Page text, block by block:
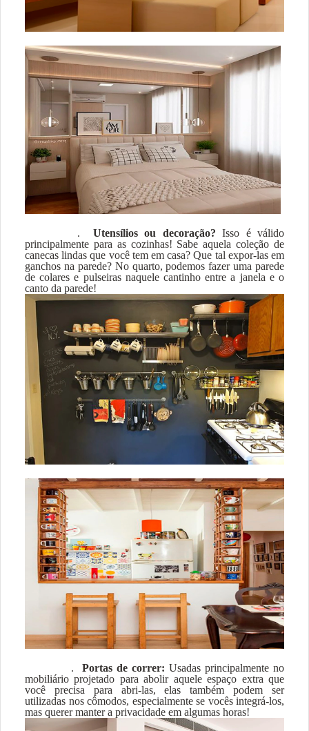
. Utensílios ou decoração? Isso é válido
principalmente para as cozinhas! Sabe aquela coleção de
canecas lindas que você tem em casa? Que tal expor-las em
ganchos na parede? No quarto, podemos fazer uma parede
de colares e pulseiras naquele cantinho entre a janela e o
canto da parede!
. Portas de correr: Usadas principalmente no
mobiliário projetado para abolir aquele espaço extra que
você precisa para abri-las, elas também podem ser
utilizadas nos cômodos, especialmente se vocês integrá-los,
mas querer manter a privacidade em algumas horas!